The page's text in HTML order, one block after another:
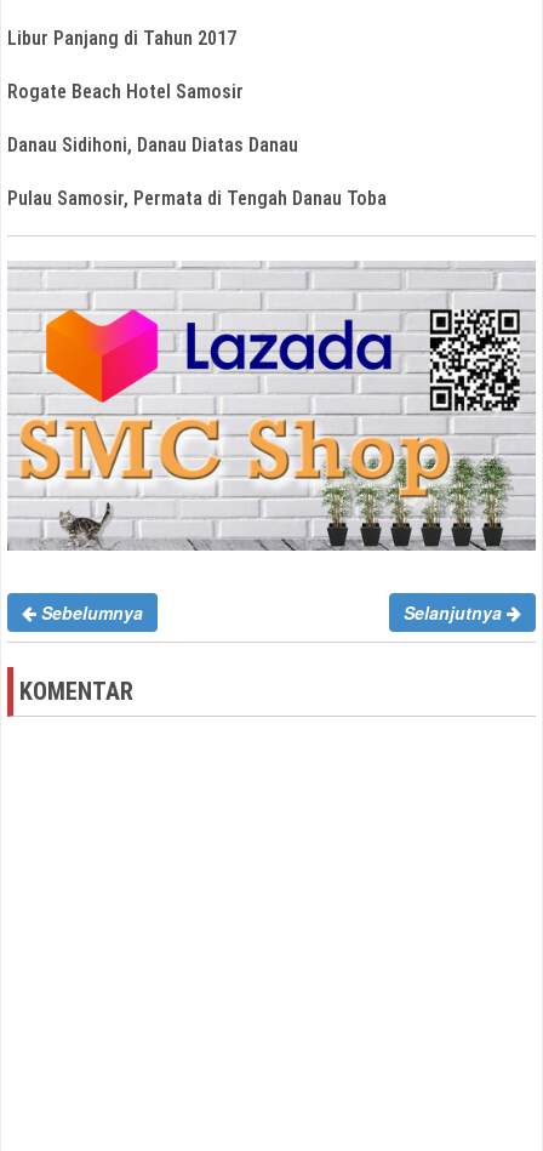
Libur Panjang di Tahun 2017
Rogate Beach Hotel Samosir
Danau Sidihoni, Danau Diatas Danau
Pulau Samosir, Permata di Tengah Danau Toba
Sebelumnya Selanjutnya
KOMENTAR